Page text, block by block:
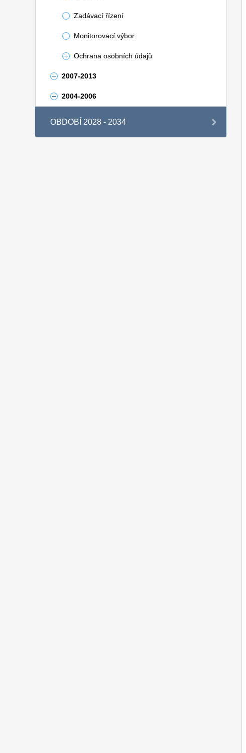
Zadávací řízení
Monitorovací výbor
Ochrana osobních údajů
2007-2013
2004-2006
OBDOBÍ 2028 - 2034